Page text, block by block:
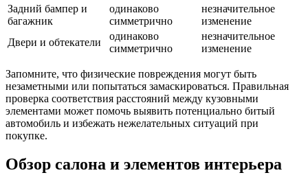
Задний бампер и
багажник
одинаково
симметрично
незначительное
изменение
Двери и обтекатели
одинаково
симметрично
незначительное
изменение
Запомните, что физические повреждения могут быть
незаметными или попытаться замаскироваться. Правильная
проверка соответствия расстояний между кузовными
элементами может помочь выявить потенциально битый
автомобиль и избежать нежелательных ситуаций при
покупке.
Обзор салона и элементов интерьера